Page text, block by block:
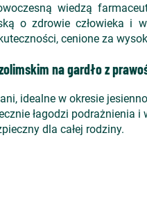
wiedzą
o zdrowie człowieka i
cenione za
na gardło z
idealne w okresie
łagodzi podrażnienia
dla całej rodziny.